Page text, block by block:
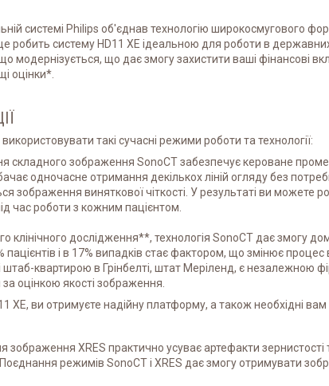
системі Philips об'єднав технологію широкосмугового
робить систему HD11 XE ідеальною для роботи в
модернізується, що дає змогу захистити ваші фінансові
оцінки*.
такі сучасні режими роботи та технології:
складного зображення SonoCT забезпечує кероване
одночасне отримання декількох ліній огляду без
зображення виняткової чіткості. У результаті ви можете
час роботи з кожним пацієнтом.
клінічного дослідження**, технологія SonoCT дає змогу
пацієнтів і в 17% випадків стає фактором, що змінює процес
штаб-квартирою в Грінбелті, штат Меріленд, є незалежною
оцінкою якості зображення.
XE, ви отримуєте надійну платформу, а також необхідні
XRES практично усуває артефакти зернистості
режимів SonoCT і XRES дає змогу отримувати